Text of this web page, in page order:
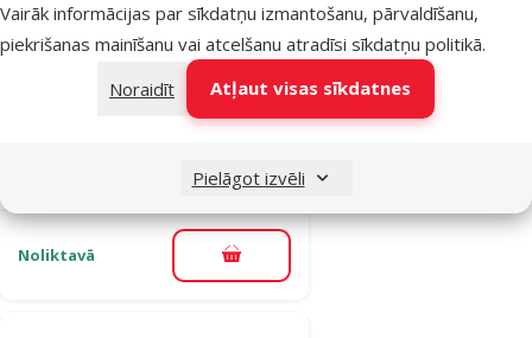
Vairāk informācijas par sīkdatņu izmantošanu, pārvaldīšanu,
piekrišanas mainīšanu vai atcelšanu atradīsi sīkdatņu politikā.
Noraidīt
Atļaut visas sīkdatnes
Pielāgot izvēli
Toy, brown, 29
cm
Oriģinālā cena
7,99 €
Cena
5,98 €
Atlaide
Noliktavā Pievienot grozam